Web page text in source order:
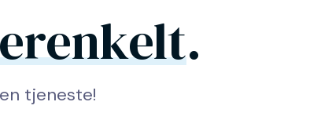
.
tjeneste!